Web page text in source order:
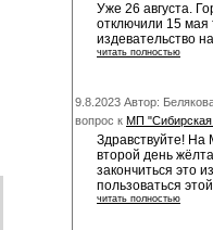
Уже 26 августа.
отключили 15 мая
издевательство
читать полностью
9.8.2023 Автор:
вопрос к МП
Здравствуйте! На
второй день
закончиться это
пользоваться
читать полностью